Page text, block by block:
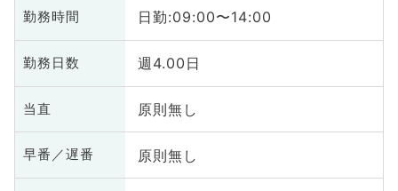
勤務時間 日勤:09:00〜14:00
勤務日数 週4.00日
当直 原則無し
早番／遅番 原則無し